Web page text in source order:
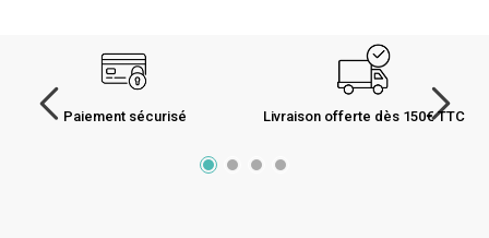
Paiement sécurisé Livraison offerte dès 150€ TTC